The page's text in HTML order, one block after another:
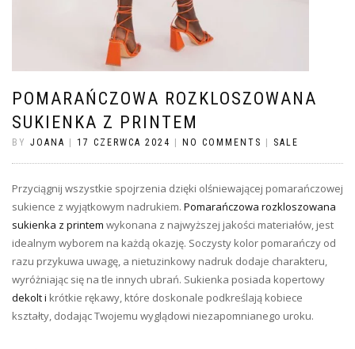
POMARAŃCZOWA ROZKLOSZOWANA
SUKIENKA Z PRINTEM
BY JOANA | 17 CZERWCA 2024 | NO COMMENTS | SALE
Przyciągnij wszystkie spojrzenia dzięki olśniewającej pomarańczowej
sukience z wyjątkowym nadrukiem. Pomarańczowa rozkloszowana
sukienka z printem wykonana z najwyższej jakości materiałów, jest
idealnym wyborem na każdą okazję. Soczysty kolor pomarańczy od
razu przykuwa uwagę, a nietuzinkowy nadruk dodaje charakteru,
wyróżniając się na tle innych ubrań. Sukienka posiada kopertowy
dekolti krótkie rękawy, które doskonale podkreślają kobiece
kształty, dodając Twojemu wyglądowi niezapomnianego uroku.